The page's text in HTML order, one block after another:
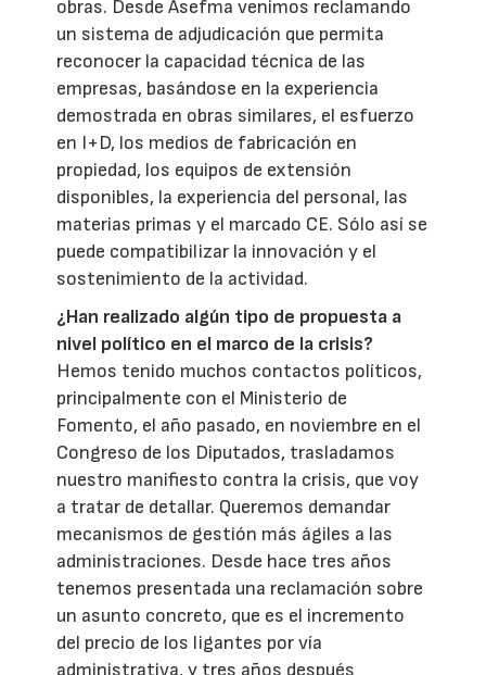
obras. Desde Asefma venimos reclamando
un sistema de adjudicación que permita
reconocer la capacidad técnica de las
empresas, basándose en la experiencia
demostrada en obras similares, el esfuerzo
en I+D, los medios de fabricación en
propiedad, los equipos de extensión
disponibles, la experiencia del personal, las
materias primas y el marcado CE. Sólo así se
puede compatibilizar la innovación y el
sostenimiento de la actividad.
¿Han realizado algún tipo de propuesta a
nivel político en el marco de la crisis?
Hemos tenido muchos contactos políticos,
principalmente con el Ministerio de
Fomento, el año pasado, en noviembre en el
Congreso de los Diputados, trasladamos
nuestro manifiesto contra la crisis, que voy
a tratar de detallar. Queremos demandar
mecanismos de gestión más ágiles a las
administraciones. Desde hace tres años
tenemos presentada una reclamación sobre
un asunto concreto, que es el incremento
del precio de los ligantes por vía
administrativa, y tres años después